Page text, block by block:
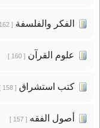
الفكر والفلسفة[ 162 ]
علوم القرآن[ 160 ]
كتب استشراق[ 158 ]
أصول الفقه[ 157 ]